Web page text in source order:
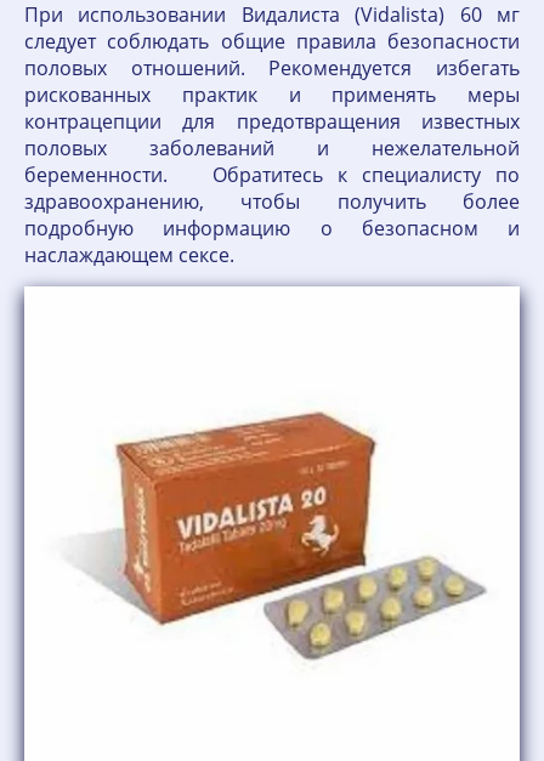
При использовании Видалиста (Vidalista) 60 мг
следует соблюдать общие правила безопасности
половых отношений. Рекомендуется избегать
рискованных практик и применять меры
контрацепции для предотвращения известных
половых заболеваний и нежелательной
беременности. Обратитесь к специалисту по
здравоохранению, чтобы получить более
подробную информацию о безопасном и
наслаждающем сексе.